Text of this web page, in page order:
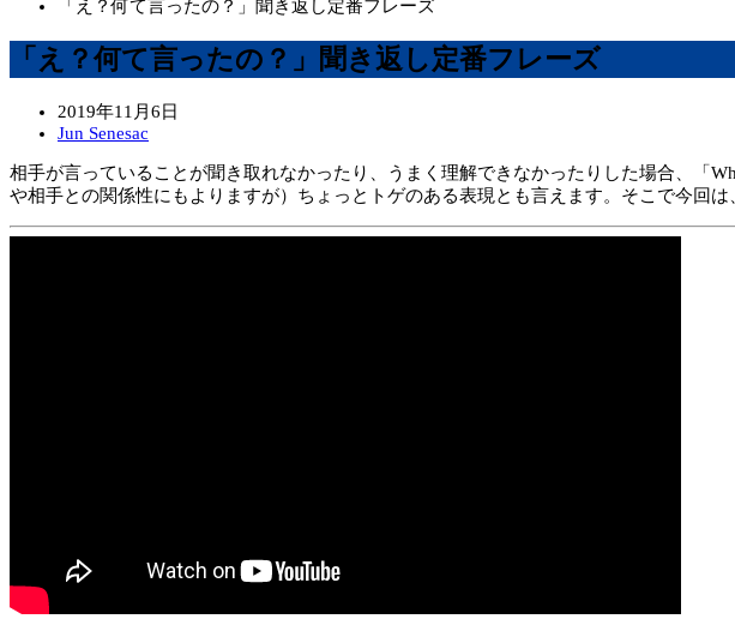
「え？何て言ったの？」聞き返し定番フレーズ
「え？何て言ったの？」聞き返し定番フレーズ
2019年11月6日
Jun Senesac
相手が言っていることが聞き取れなかったり、うまく理解できなかったりした場合、「
や相手との関係性にもよりますが）ちょっとトゲのある表現とも言えます。そこで今回